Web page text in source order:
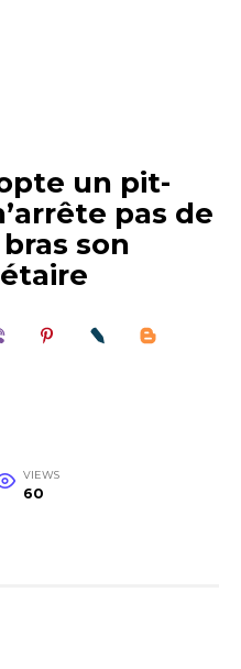
un pit-
pas de
son
VIEWS
60